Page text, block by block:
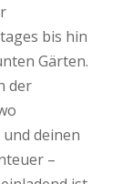
bis hin
Gärten.
der
deinen
–